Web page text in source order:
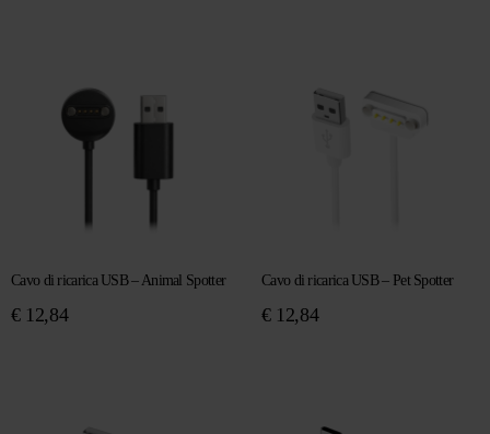
Cavo di ricarica USB – Animal Spotter
€12,84
Cavo di ricarica USB – Pet Spotter
€12,84